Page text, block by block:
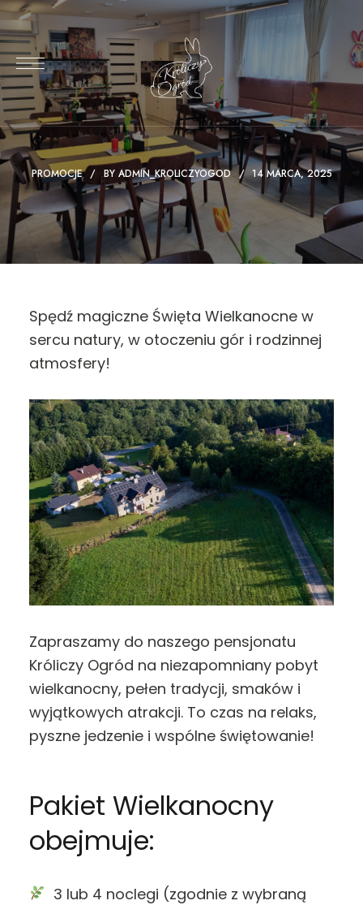
PROMOCJE BY ADMIN_KROLICZYOGOD 14 MARCA, 2025
Spędź magiczne Święta Wielkanocne w
sercu natury, w otoczeniu gór i rodzinnej
atmosfery!
Zapraszamy do naszego pensjonatu
Króliczy Ogród na niezapomniany pobyt
wielkanocny, pełen tradycji, smaków i
wyjątkowych atrakcji. To czas na relaks,
pyszne jedzenie i wspólne świętowanie!
Pakiet Wielkanocny
obejmuje:
3 lub 4 noclegi (zgodnie z wybraną